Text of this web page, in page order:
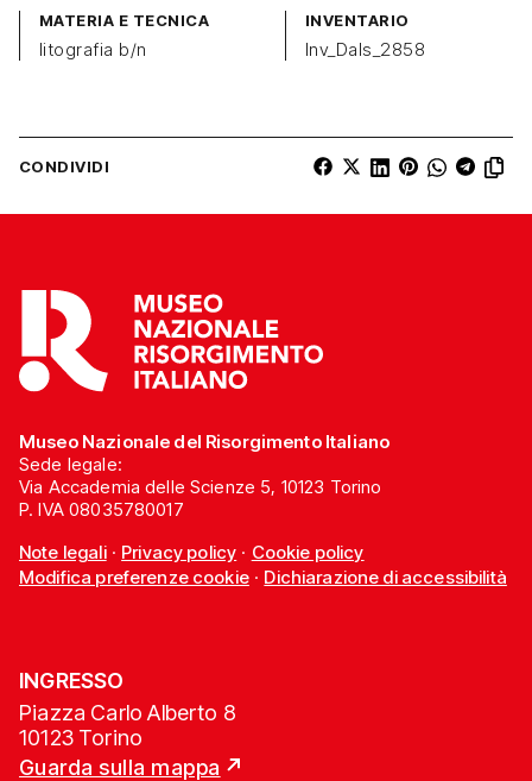
MATERIA E TECNICA
litografia b/n
INVENTARIO
Inv_Dals_2858
CONDIVIDI
Museo Nazionale del Risorgimento Italiano
Sede legale:
Via Accademia delle Scienze 5, 10123 Torino
P. IVA 08035780017
Note legali· Privacy policy · Cookie policy
Modifica preferenze cookie· Dichiarazione di accessibilità
INGRESSO
Piazza Carlo Alberto 8
10123 Torino
Guarda sulla mappa